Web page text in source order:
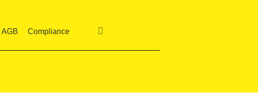
AGB Compliance 